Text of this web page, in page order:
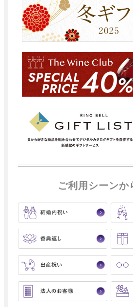
ご利用シーンか